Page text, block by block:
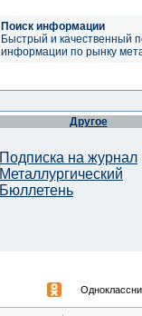
Поиск информации
Быстрый и качественный
информации по рынку
Другое
Подписка на журнал
Металлургический
Бюллетень